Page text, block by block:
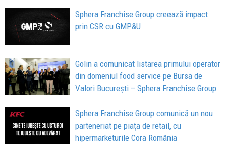
Sphera Franchise Group creează impact
prin CSR cu GMP&U
Golin a comunicat listarea primului operator
din domeniul food service pe Bursa de
Valori București – Sphera Franchise Group
Sphera Franchise Group comunică un nou
parteneriat pe piaţa de retail, cu
hipermarketurile Cora România